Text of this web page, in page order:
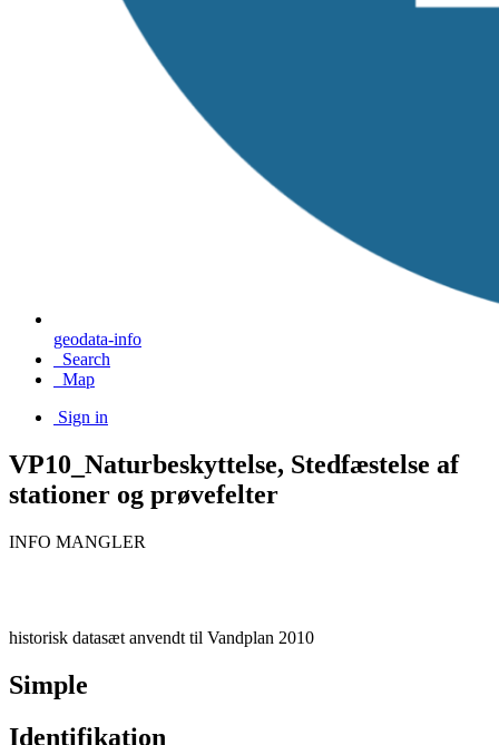
geodata-info
Search
Map
Sign in
VP10_Naturbeskyttelse, Stedfæstelse af
stationer og prøvefelter
INFO MANGLER
historisk datasæt anvendt til Vandplan 2010
Simple
Identifikation